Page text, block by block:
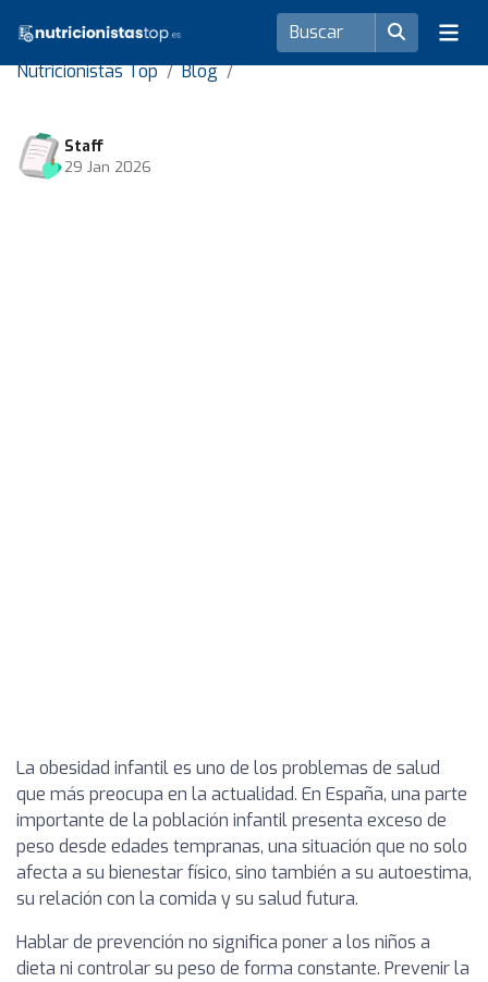
Nutricionistas Top Blog
Staff
29 Jan 2026
La obesidad infantil es uno de los problemas de salud
que más preocupa en la actualidad. En España, una parte
importante de la población infantil presenta exceso de
peso desde edades tempranas, una situación que no solo
afecta a su bienestar físico, sino también a su autoestima,
su relación con la comida y su salud futura.
Hablar de prevención no significa poner a los niños a
dieta ni controlar su peso de forma constante. Prevenir la